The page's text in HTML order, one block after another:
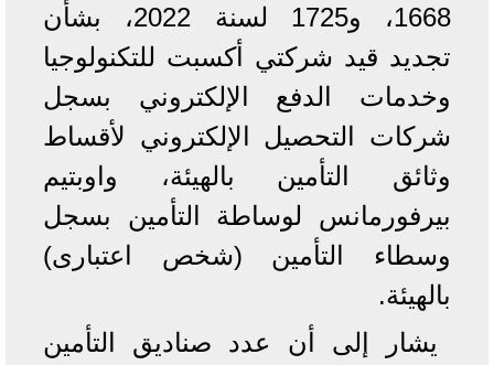
1668، و1725 لسنة 2022، بشأن
تجديد قيد شركتي أكسبت للتكنولوجيا
وخدمات الدفع الإلكتروني بسجل
شركات التحصيل الإلكتروني لأقساط
وثائق التأمين بالهيئة، واوبتيم
بيرفورمانس لوساطة التأمين بسجل
وسطاء التأمين (شخص اعتبارى)
بالهيئة.
يشار إلى أن عدد صناديق التأمين